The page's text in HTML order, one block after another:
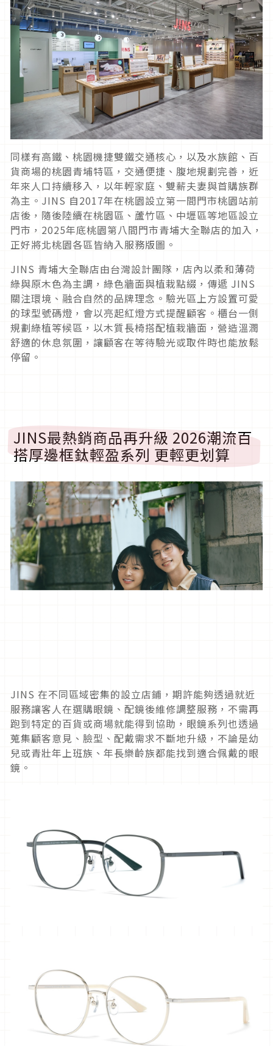
同樣有高鐵、桃園機捷雙鐵交通核心，以及水族館、百
貨商場的桃園青埔特區，交通便捷、腹地規劃完善，近
年來人口持續移入，以年輕家庭、雙薪夫妻與首購族群
為主。JINS 自2017年在桃園設立第一間門市桃園站前
店後，隨後陸續在桃園區、蘆竹區、中壢區等地區設立
門市，2025年底桃園第八間門市青埔大全聯店的加入，
正好將北桃園各區皆納入服務版圖。
JINS 青埔大全聯店由台灣設計團隊，店內以柔和薄荷
綠與原木色為主調，綠色牆面與植栽點綴，傳遞 JINS
關注環境、融合自然的品牌理念。驗光區上方設置可愛
的球型號碼燈，會以亮起紅燈方式提醒顧客。櫃台一側
規劃綠植等候區，以木質長椅搭配植栽牆面，營造溫潤
舒適的休息氛圍，讓顧客在等待驗光或取件時也能放鬆
停留。
JINS最熱銷商品再升級 2026潮流百
搭厚邊框鈦輕盈系列 更輕更划算
JINS 在不同區域密集的設立店鋪，期許能夠透過就近
服務讓客人在選購眼鏡、配鏡後維修調整服務，不需再
跑到特定的百貨或商場就能得到協助，眼鏡系列也透過
蒐集顧客意見、臉型、配戴需求不斷地升級，不論是幼
兒或青壯年上班族、年長樂齡族都能找到適合佩戴的眼
鏡。